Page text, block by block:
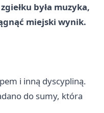
była muzyka,
miejski wynik.
i inną dyscypliną.
do sumy, która